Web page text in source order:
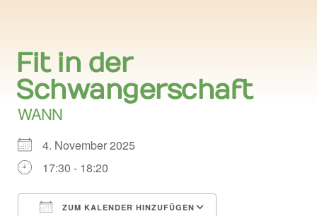
Fit in der
Schwangerschaft
WANN
4. November 2025
17:30 - 18:20
ZUM KALENDER HINZUFÜGEN